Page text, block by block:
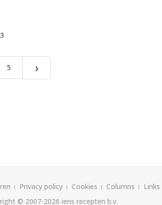
5 ›
Privacy policy Cookies Columns
Links
© 2007-2026 iens recepten b.v.